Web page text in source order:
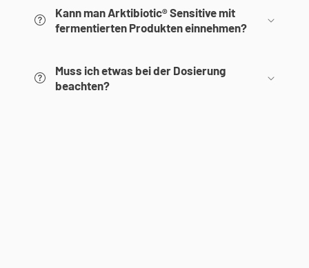
Kann man Arktibiotic® Sensitive mit
fermentierten Produkten einnehmen?
Muss ich etwas bei der Dosierung
beachten?